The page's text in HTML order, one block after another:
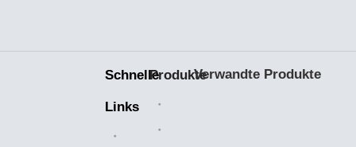
Schnelle
Links
ProdukteVerwandte Produkte